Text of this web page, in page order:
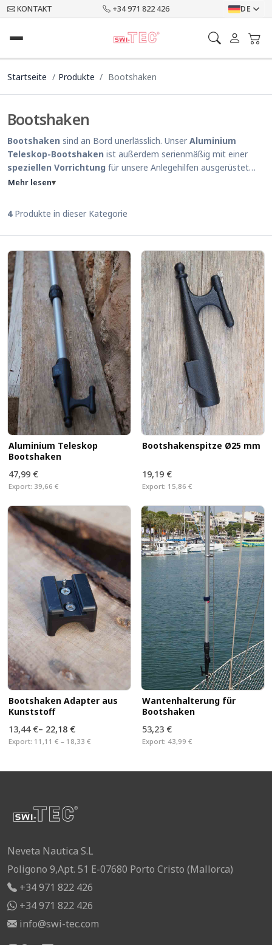
KONTAKT +34 971 822 426 DE
Startseite Produkte Bootshaken
Bootshaken
Bootshaken sind an Bord unerlässlich. Unser Aluminium
Teleskop-Bootshaken ist außerdem serienmäßig mit einer
speziellen Vorrichtung für unsere Anlegehilfen ausgerüstet
und somit die
Mehr lesen▾
4Produkte in dieser Kategorie
Aluminium Teleskop
Bootshaken
47,99 €
Export: 39,66 €
Bootshakenspitze Ø25 mm
19,19 €
Export: 15,86 €
Bootshaken Adapter aus
Kunststoff
13,44 €– 22,18 €
Export: 11,11 € – 18,33 €
Wantenhalterung für
Bootshaken
53,23 €
Export: 43,99 €
Neveta Nautica S.L
Poligono 9,Apt. 51 E-07680 Porto Cristo (Mallorca)
+34 971 822 426
+34 971 822 426
info@swi-tec.com